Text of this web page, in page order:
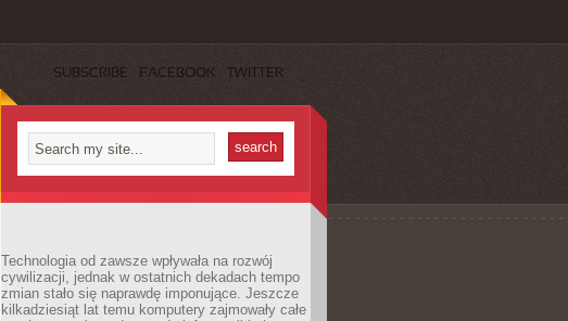
SUBSCRIBE FACEBOOK TWITTER
Technologia od zawsze wpływała na rozwój
cywilizacji, jednak w ostatnich dekadach tempo
zmian stało się naprawdę imponujące. Jeszcze
kilkadziesiąt lat temu komputery zajmowały całe